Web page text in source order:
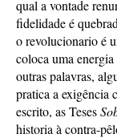
qual a vontade
fidelidade é
o revolucionario é
coloca uma
outras palavras,
pratica a exigência
escrito, as Teses
historia à contra-